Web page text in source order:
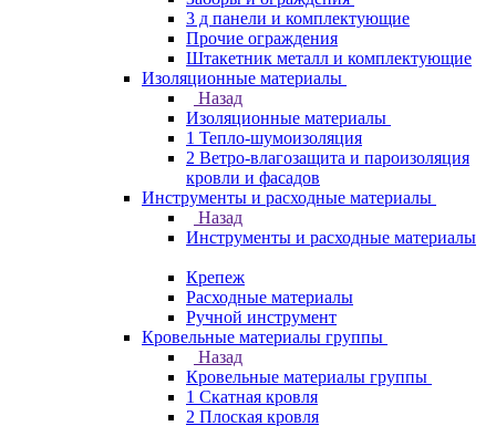
3 д панели и комплектующие
Прочие ограждения
Штакетник металл и комплектующие
Изоляционные материалы
Назад
Изоляционные материалы
1 Тепло-шумоизоляция
2 Ветро-влагозащита и пароизоляция
кровли и фасадов
Инструменты и расходные материалы
Назад
Инструменты и расходные материалы
Крепеж
Расходные материалы
Ручной инструмент
Кровельные материалы группы
Назад
Кровельные материалы группы
1 Скатная кровля
2 Плоская кровля